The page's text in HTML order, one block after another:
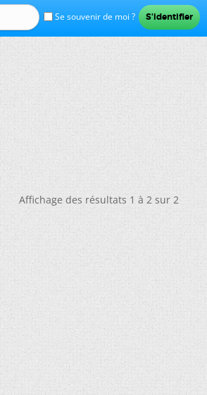
Se souvenir de moi ?
Affichage des résultats 1 à 2 sur 2